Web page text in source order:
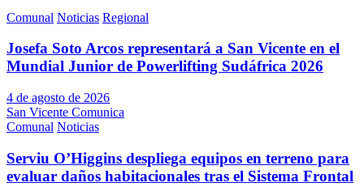
Comunal Noticias Regional
Josefa Soto Arcos representará a San Vicente en el
Mundial Junior de Powerlifting Sudáfrica 2026
4 de agosto de 2026
San Vicente Comunica
Comunal Noticias
Serviu O’Higgins despliega equipos en terreno para
evaluar daños habitacionales tras el Sistema Frontal